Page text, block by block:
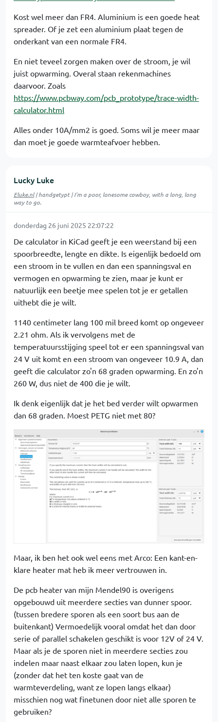
Kost wel meer dan FR4. Aluminium is een goede heat
spreader. Of je zet een aluminium plaat tegen de
onderkant van een normale FR4.
En niet teveel zorgen maken over de stroom, je wil
juist opwarming. Overal staan rekenmachines
daarvoor. Zoals
https://www.pcbway.com/pcb_prototype/trace-width-
calculator.html
Alles onder 10A/mm2 is goed. Soms wil je meer maar
dan moet je goede warmteafvoer hebben.
Lucky Luke
Eluke.nl| handgetypt | I'm a poor, lonesome cowboy, with a long, long
way to go.
donderdag 26 juni 2025 22:07:22
De calculator in KiCad geeft je een weerstand bij een
spoorbreedte, lengte en dikte. Is eigenlijk bedoeld om
een stroom in te vullen en dan een spanningsval en
vermogen en opwarming te zien, maar je kunt er
natuurlijk een beetje mee spelen tot je er getallen
uithebt die je wilt.
1140 centimeter lang 100 mil breed komt op ongeveer
2.21 ohm. Als ik vervolgens met de
temperatuursstijging speel tot er een spanningsval van
24 V uit komt en een stroom van ongeveer 10.9 A, dan
geeft die calculator zo'n 68 graden opwarming. En zo'n
260 W, dus niet de 400 die je wilt.
Ik denk eigenlijk dat je het bed verder wilt opwarmen
dan 68 graden. Moest PETG niet met 80?
Maar, ik ben het ook wel eens met Arco: Een kant-en-
klare heater mat heb ik meer vertrouwen in.
De pcb heater van mijn Mendel90 is overigens
opgebouwd uit meerdere secties van dunner spoor.
(tussen bredere sporen als een soort bus aan de
buitenkant) Vermoedelijk vooral omdat het dan door
serie of parallel schakelen geschikt is voor 12V of 24 V.
Maar als je de sporen niet in meerdere secties zou
indelen maar naast elkaar zou laten lopen, kun je
(zonder dat het ten koste gaat van de
warmteverdeling, want ze lopen langs elkaar)
misschien nog wat finetunen door niet alle sporen te
gebruiken?